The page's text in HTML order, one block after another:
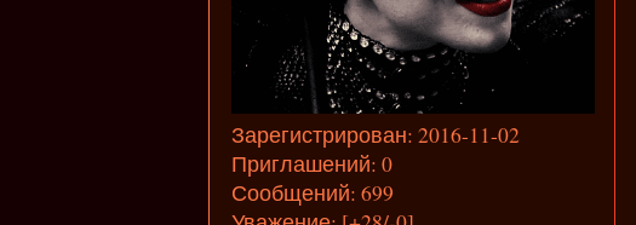
Зарегистрирован: 2016-11-02
Приглашений: 0
Сообщений: 699